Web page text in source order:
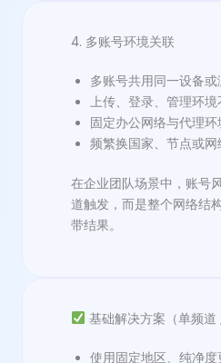
4. 多账号环境关联
多账号共用同一设备或
上传、登录、管理环
固定办公网络与代理环
频繁换国家、节点或网
在企业团队场景中，账号
道触发，而是整个网络结
带结果。
基础解决方案（单频道
使用固定地区、纯净度